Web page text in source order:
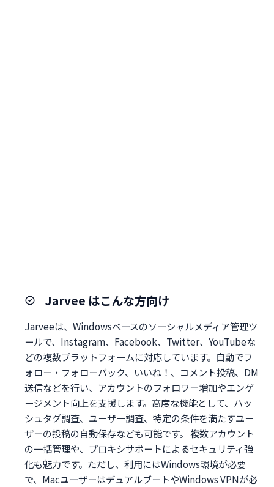
Jarvee はこんな方向け
Jarveeは、Windowsベースのソーシャルメディア管理ツ
ールで、Instagram、Facebook、Twitter、YouTubeな
どの複数プラットフォームに対応しています。自動でフ
ォロー・フォローバック、いいね！、コメント投稿、DM
送信などを行い、アカウントのフォロワー増加やエンゲ
ージメント向上を支援します。高度な機能として、ハッ
シュタグ調査、ユーザー調査、特定の条件を満たすユー
ザーの投稿の自動保存なども可能です。 複数アカウント
の一括管理や、プロキシサポートによるセキュリティ強
化も魅力です。ただし、利用にはWindows環境が必要
で、MacユーザーはデュアルブートやWindows VPNが必